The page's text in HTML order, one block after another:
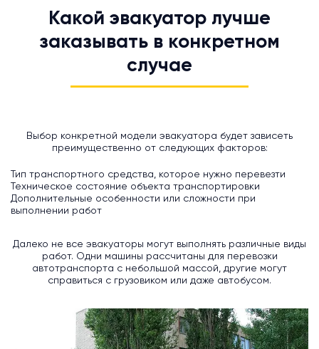
Какой эвакуатор лучше
заказывать в конкретном
случае
Выбор конкретной модели эвакуатора будет зависеть
преимущественно от следующих факторов:
Тип транспортного средства, которое нужно перевезти
Техническое состояние объекта транспортировки
Дополнительные особенности или сложности при
выполнении работ
Далеко не все эвакуаторы могут выполнять различные виды
работ. Одни машины рассчитаны для перевозки
автотранспорта с небольшой массой, другие могут
справиться с грузовиком или даже автобусом.